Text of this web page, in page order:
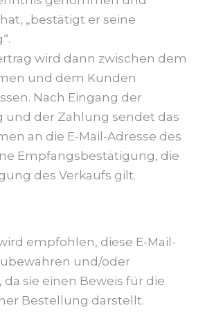
„bestätigt er seine
wird dann zwischen dem
und dem Kunden
Nach Eingang der
und der Zahlung sendet das
an die E-Mail-Adresse des
Empfangsbestätigung, die
des Verkaufs gilt.
empfohlen, diese E-Mail-
und/oder
sie einen Beweis für die
Bestellung darstellt.